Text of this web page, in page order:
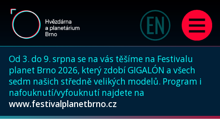
Od 3. do 9. srpna se na vás těšíme na Festivalu
planet Brno 2026, který zdobí GIGALÓN a všech
sedm našich středně velikých modelů. Program i
nafouknutí/vyfouknutí najdete na
www.festivalplanetbrno.cz